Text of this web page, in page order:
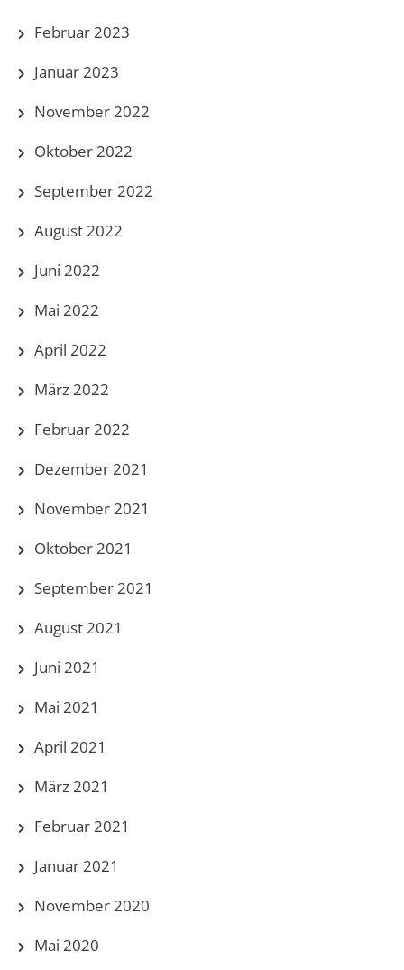
Februar 2023
Januar 2023
November 2022
Oktober 2022
September 2022
August 2022
Juni 2022
Mai 2022
April 2022
März 2022
Februar 2022
Dezember 2021
November 2021
Oktober 2021
September 2021
August 2021
Juni 2021
Mai 2021
April 2021
März 2021
Februar 2021
Januar 2021
November 2020
Mai 2020